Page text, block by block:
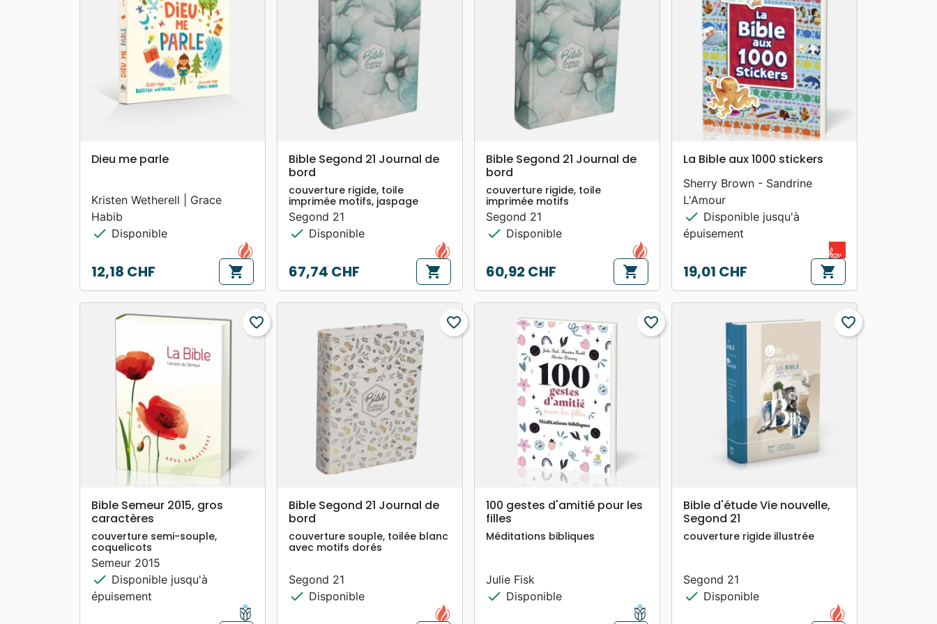
APERÇU RAPIDE
Dieu me parle
Kristen Wetherell | Grace
Habib
check Disponible
Prix
12,18 CHF shopping_cart
search APERÇU RAPIDE
Bible Segond 21 Journal de
bord
couverture rigide, toile
imprimée motifs, jaspage
Segond 21
check Disponible
Prix
67,74 CHF shopping_cart
search APERÇU RAPIDE
Bible Segond 21 Journal de
bord
couverture rigide, toile
imprimée motifs
Segond 21
check Disponible
Prix
60,92 CHF shopping_cart
search APERÇU RAPIDE
La Bible aux 1000 stickers
Sherry Brown - Sandrine
L'Amour
check Disponible jusqu'à
épuisement
Prix
19,01 CHF shopping_cart
search APERÇU RAPIDE
favorite_border
Bible Semeur 2015, gros
caractères
couverture semi-souple,
coquelicots
Semeur 2015
check Disponible jusqu'à
épuisement
search APERÇU RAPIDE
favorite_border
Bible Segond 21 Journal de
bord
couverture souple, toilée blanc
avec motifs dorés
Segond 21
check Disponible
searchAPERÇU RAPIDE
favorite_border
100 gestes d'amitié pour les
filles
Méditations bibliques
Julie Fisk
check Disponible
searchAPERÇU RAPIDE
favorite_border
Bible d'étude Vie nouvelle,
Segond 21
couverture rigide illustrée
Segond 21
check Disponible